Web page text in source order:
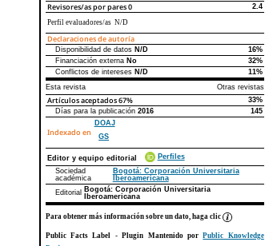
Revisores/as por pares0
2.4
Perfil evaluadores/as N/D
Declaraciones de autoría
Declaraciones de autoríaEste artículo
Disponibilidad de datos N/D
16%
Financiación externa No
32%
Conflictos de intereses N/D
11%
Esta revista
Otras revistas
Artículos aceptados67%
33%
Días para la publicación 2016 145
Indexado en
DOAJ
GS
Editor y equipo editorial
Perfiles
Sociedad
académica
Bogotá: Corporación Universitaria
Iberoamericana
Editorial
Bogotá: Corporación Universitaria
Iberoamericana
Para obtener más información sobre un dato, haga clic
Public Facts Label - Plugin Mantenido porPublic Knowledge